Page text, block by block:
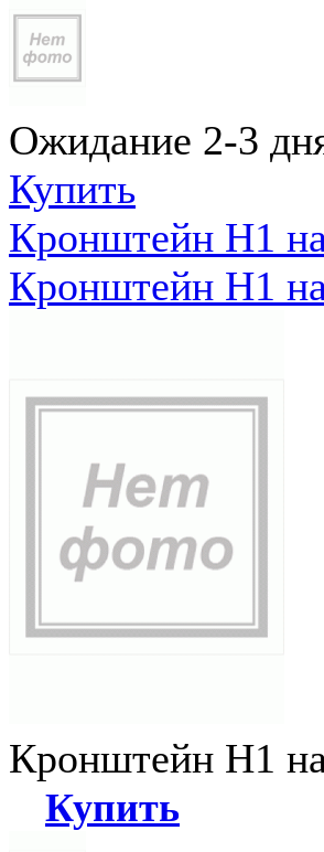
Ожидание 2-3
Купить
Кронштейн Н1
Кронштейн Н1
Кронштейн Н1
Купить